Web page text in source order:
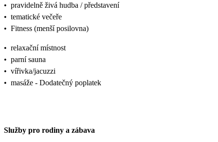
• pravidelně živá hudba / představení
• tematické večeře
• Fitness (menší posilovna)
• relaxační místnost
• parní sauna
• vířivka/jacuzzi
• masáže - Dodatečný poplatek
Služby pro rodiny a zábava